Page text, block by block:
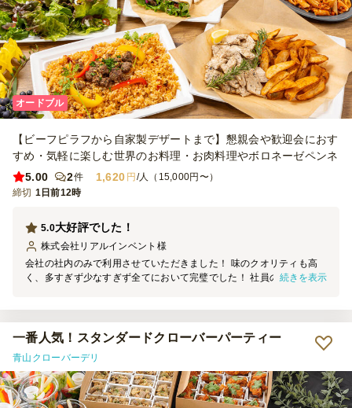
オードブル
【ビーフピラフから自家製デザートまで】懇親会や歓迎会におす
すめ・気軽に楽しむ世界のお料理・お肉料理やボロネーゼペンネ
5.00
2件 1,620 円 /人（15,000円〜）
締切 1日前12時
大好評でした！
5.0
株式会社リアルインベント 様
会社の社内のみで利用させていただきました！ 味のクオリティも高
く、多すぎず少なすぎず全てにおいて完璧でした！ 社員の皆さんも
続きを表示
一番人気！スタンダードクローバーパーティー
青山クローバーデリ